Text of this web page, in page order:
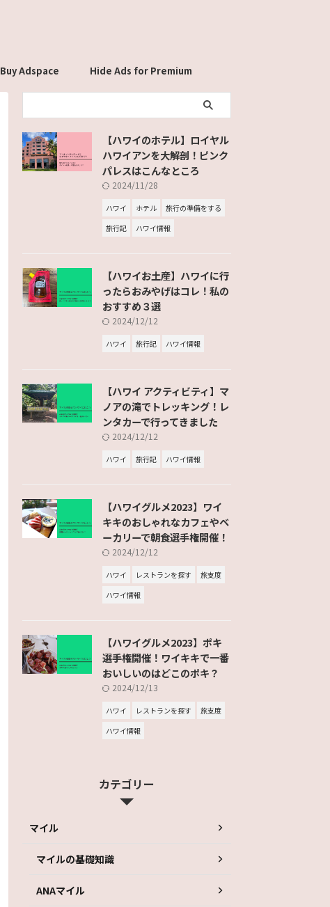
Buy Adspace Hide Ads for Premium
【ハワイのホテル】ロイヤル
ハワイアンを大解剖！ピンク
パレスはこんなところ
2024/11/28
ハワイ ホテル
旅行の準備をする
旅行記
ハワイ情報
【ハワイお土産】ハワイに行
ったらおみやげはコレ！私の
おすすめ３選
2024/12/12
ハワイ 旅行記 ハワイ情報
【ハワイ アクティビティ】マ
ノアの滝でトレッキング！レ
ンタカーで行ってきました
2024/12/12
ハワイ 旅行記 ハワイ情報
【ハワイグルメ2023】ワイ
キキのおしゃれなカフェやベ
ーカリーで朝食選手権開催！
2024/12/12
ハワイ レストランを探す
旅支度
ハワイ情報
【ハワイグルメ2023】ポキ
選手権開催！ワイキキで一番
おいしいのはどこのポキ？
2024/12/13
ハワイ レストランを探す
旅支度
ハワイ情報
カテゴリー
マイル
マイルの基礎知識
ANAマイル